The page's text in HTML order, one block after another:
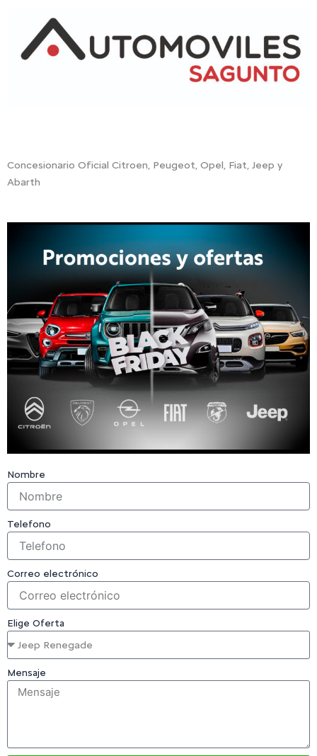
Concesionario Oficial Citroen, Peugeot, Opel, Fiat, Jeep y
Abarth
Nombre
Telefono
Correo electrónico
Elige Oferta
Mensaje